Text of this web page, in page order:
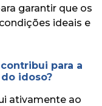
garantir que os
ideais e
para a
idoso?
ativamente ao